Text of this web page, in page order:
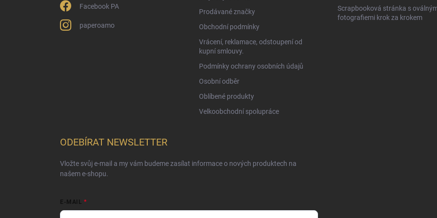
Facebook PA
paperoamo
Prodávané značky
Obchodní podmínky
Vrácení, reklamace, odstoupení od
kupní smlouvy.
Podmínky ochrany osobních údajů
Osobní odběr
Oblíbené produkty
Velkoobchodní spolupráce
Scrapbooková stránka s
fotografiemi krok za krokem
ODEBÍRAT NEWSLETTER
Vložte svůj e-mail a my vám budeme zasílat informace o nových produktech na
našem e-shopu.
E-MAIL